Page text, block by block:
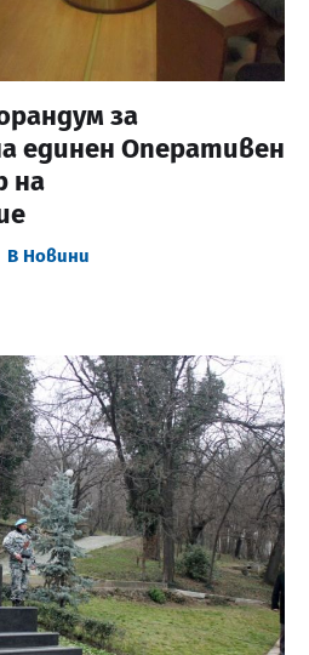
за
единен Оперативен
на
В Новини